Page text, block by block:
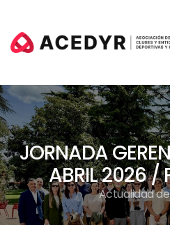
JORNADA
ABRIL 2026 /
Actualidad de